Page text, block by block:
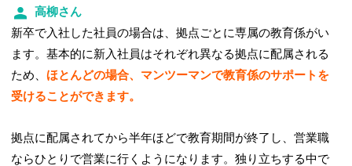
高柳さん
新卒で入社した社員の場合は、拠点ごとに専属の教育係がい
ます。基本的に新入社員はそれぞれ異なる拠点に配属される
ため、ほとんどの場合、マンツーマンで教育係のサポートを
受けることができます。
拠点に配属されてから半年ほどで教育期間が終了し、営業職
ならひとりで営業に行くようになります。独り立ちする中で